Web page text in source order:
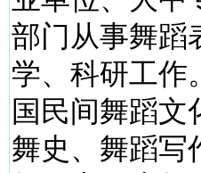
部门从事舞蹈
学、科研工作
国民间舞蹈
舞史、舞蹈写